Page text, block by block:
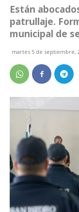
Están
patrullaje.
municipal de
martes 5 de septiembre,